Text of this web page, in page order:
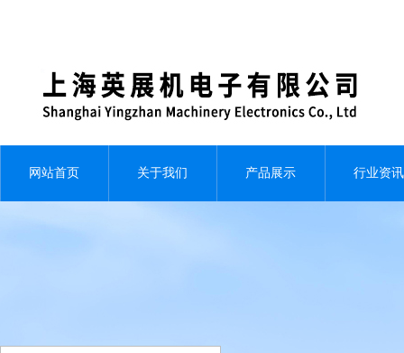
网站首页 关于我们 产品展示 行业资讯